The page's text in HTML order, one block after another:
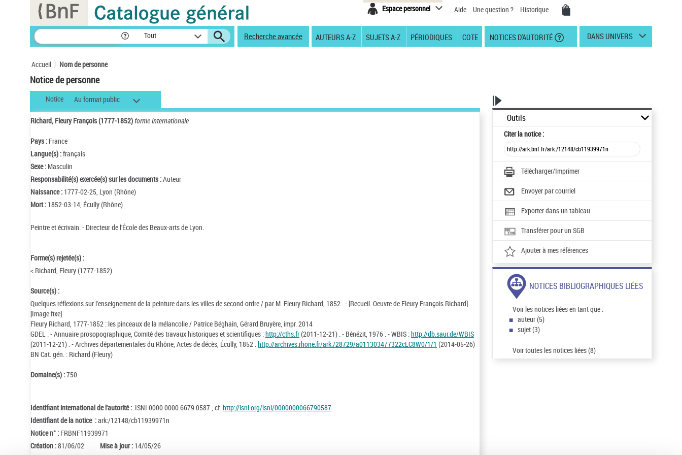
Espace personnel Aide Une question ? Historique
Tout Recherche avancée AUTEURS A-Z SUJETS A-Z PÉRIODIQUES COTE NOTICES D'AUTORITÉ DANS UNIVERS
Accueil Nom de personne
Notice de personne
Notice Au format public
Richard, Fleury François (1777-1852)forme internationale
Pays : France
Langue(s) :français
Sexe : Masculin
Responsabilité(s) exercée(s) sur les documents :Auteur
Naissance : 1777-02-25, Lyon (Rhône)
Mort : 1852-03-14, Écully (Rhône)
Peintre et écrivain. - Directeur de l'École des Beaux-arts de Lyon.
Forme(s) rejetée(s) :
< Richard, Fleury (1777-1852)
Source(s) :
Quelques réflexions sur l'enseignement de la peinture dans les villes de second ordre / par M. Fleury Richard, 1852 . - [Recueil. Oeuvre de Fleury François Richard]
[Image fixe]
Fleury Richard, 1777-1852 : les pinceaux de la mélancolie / Patrice Béghain, Gérard Bruyère, impr. 2014
GDEL . - Annuaire prosopographique, Comité des travaux historiques et scientifiques :http://cths.fr(2011-12-21) . - Bénézit, 1976 . - WBIS :http://db.saur.de/WBIS
(2011-12-21) . - Archives départementales du Rhône, Actes de décès, Écully, 1852 :http://archives.rhone.fr/ark:/28729/a011303477322cLC8W0/1/1 (2014-05-26)
BN Cat. gén. : Richard (Fleury)
Domaine(s) :750
Identifiant international de l'autorité : ISNI 0000 0000 6679 0587 , cf.http://isni.org/isni/0000000066790587
Identifiant de la notice :ark:/12148/cb11939971n
Notice n° : FRBNF11939971
Création :81/06/02 Mise à jour : 14/05/26
Outils
Citerla notice :
Télécharger/Imprimer
Envoyer par courriel
Exporter dans un tableau
Transférer pour un SGB
Ajouter à mes références
NOTICES BIBLIOGRAPHIQUES LIÉES
Voir les notices liées en tant que :
auteur (5)
sujet (3)
Voir toutes les notices liées (8)
Panneau de gestion des cookies